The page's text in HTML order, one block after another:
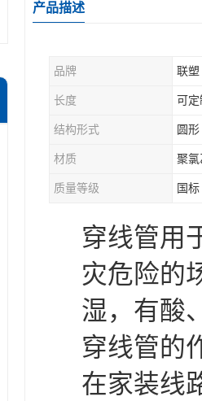
产品描述
品牌 联塑
长度 可定
结构形式 圆形
材质 聚氯
质量等级 国标
穿线管用
灾危险的
湿，有酸
穿线管的
在家装线